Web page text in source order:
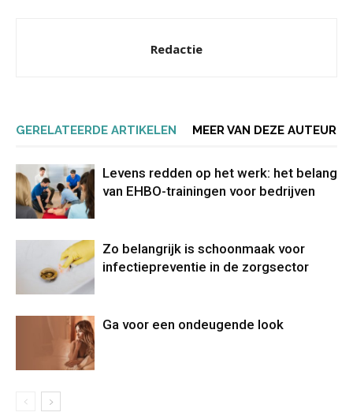
Redactie
GERELATEERDE ARTIKELEN MEER VAN DEZE AUTEUR
Levens redden op het werk: het belang
van EHBO-trainingen voor bedrijven
Zo belangrijk is schoonmaak voor
infectiepreventie in de zorgsector
Ga voor een ondeugende look